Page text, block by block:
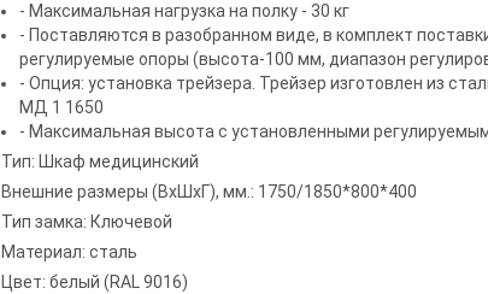
- Максимальная нагрузка на полку - 30 кг
- Поставляются в разобранном виде, в комплект
регулируемые опоры (высота-100 мм, диапазон
- Опция: установка трейзера. Трейзер изготовлен из
МД 1 1650
- Максимальная высота с установленными
Тип: Шкаф медицинский
Внешние размеры (ВхШхГ), мм.: 1750/1850*800*400
Тип замка: Ключевой
Материал: сталь
Цвет: белый (RAL 9016)